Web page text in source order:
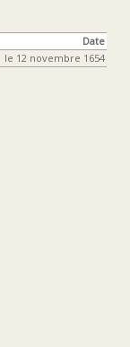
Date
le 12 novembre 1654